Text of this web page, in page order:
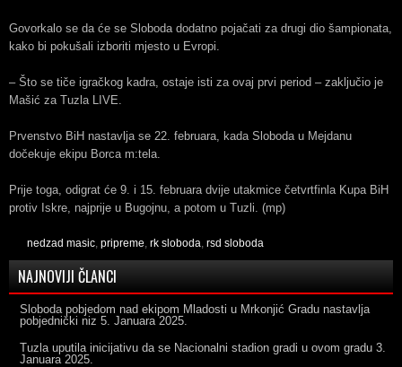
Govorkalo se da će se Sloboda dodatno pojačati za drugi dio šampionata,
kako bi pokušali izboriti mjesto u Evropi.
– Što se tiče igračkog kadra, ostaje isti za ovaj prvi period – zaključio je
Mašić za Tuzla LIVE.
Prvenstvo BiH nastavlja se 22. februara, kada Sloboda u Mejdanu
dočekuje ekipu Borca m:tela.
Prije toga, odigrat će 9. i 15. februara dvije utakmice četvrtfinla Kupa BiH
protiv Iskre, najprije u Bugojnu, a potom u Tuzli. (mp)
nedzad masic, pripreme, rk sloboda, rsd sloboda
NAJNOVIJI ČLANCI
Sloboda pobjedom nad ekipom Mladosti u Mrkonjić Gradu nastavlja
pobjednički niz 5. Januara 2025.
Tuzla uputila inicijativu da se Nacionalni stadion gradi u ovom gradu 3.
Januara 2025.